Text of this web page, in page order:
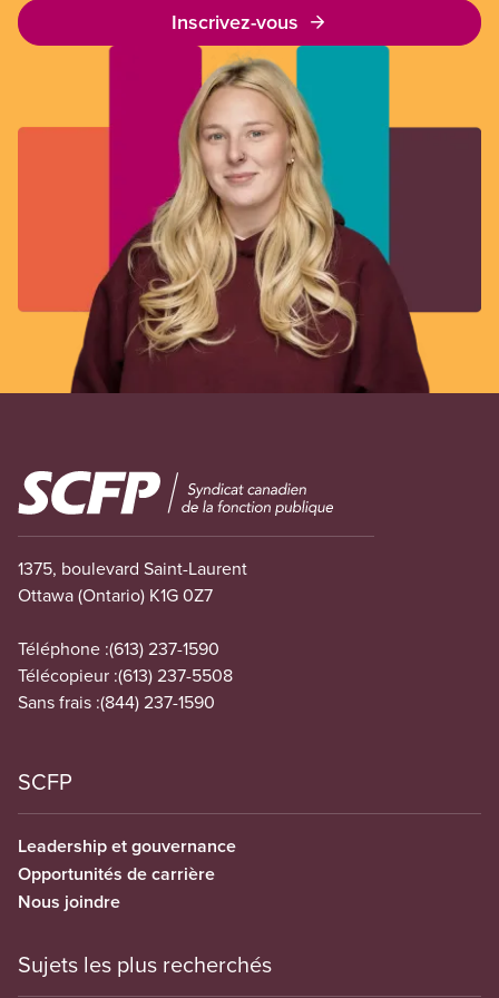
Inscrivez-vous
Image
1375, boulevard Saint-Laurent
Ottawa (Ontario) K1G 0Z7
Téléphone :(613) 237-1590
Télécopieur :(613) 237-5508
Sans frais :(844) 237-1590
SCFP
Leadership et gouvernance
Opportunités de carrière
Nous joindre
Sujets les plus recherchés